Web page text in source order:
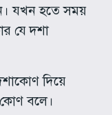
যখন হতে সময়
যে দশা
দিয়ে
বলে।